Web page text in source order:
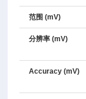
范围 (mV)
分辨率 (mV)
Accuracy (mV)